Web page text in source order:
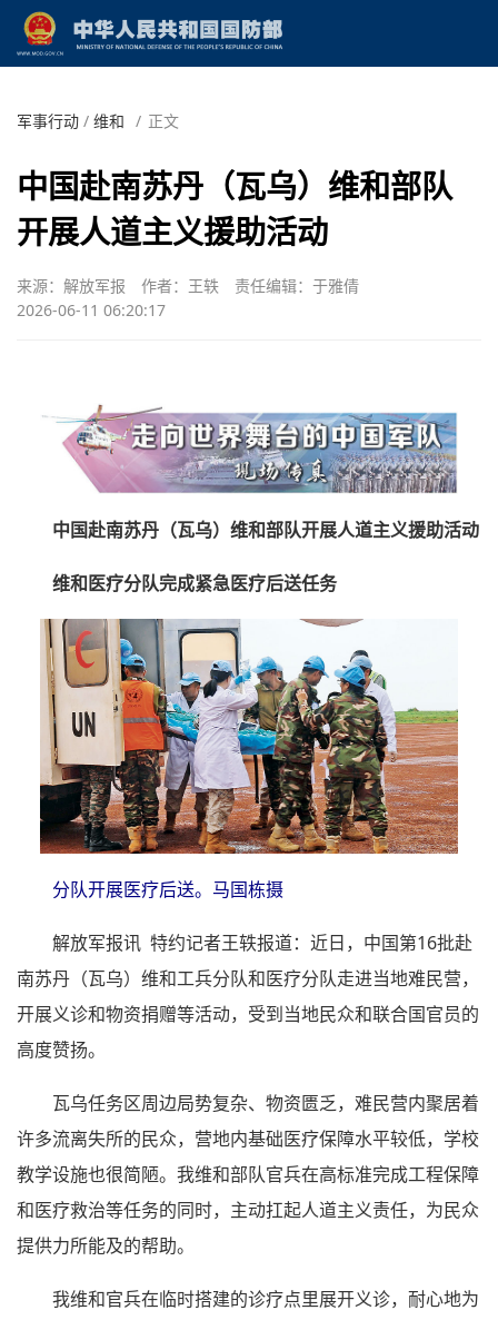
军事行动 / 维和 / 正文
中国赴南苏丹（瓦乌）维和部队
开展人道主义援助活动
来源：解放军报 作者：王轶
责任编辑：于雅倩
2026-06-11 06:20:17
中国赴南苏丹（瓦乌）维和部队开展人道主义援助活动
维和医疗分队完成紧急医疗后送任务
分队开展医疗后送。马国栋摄
解放军报讯 特约记者王轶报道：近日，中国第16批赴
南苏丹（瓦乌）维和工兵分队和医疗分队走进当地难民营，
开展义诊和物资捐赠等活动，受到当地民众和联合国官员的
高度赞扬。
瓦乌任务区周边局势复杂、物资匮乏，难民营内聚居着
许多流离失所的民众，营地内基础医疗保障水平较低，学校
教学设施也很简陋。我维和部队官兵在高标准完成工程保障
和医疗救治等任务的同时，主动扛起人道主义责任，为民众
提供力所能及的帮助。
我维和官兵在临时搭建的诊疗点里展开义诊，耐心地为